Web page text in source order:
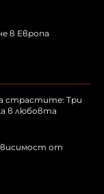
в Европа
страстите: Три
в любовта
от